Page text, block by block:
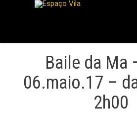
Baile da Ma
06.maio.17 –
2h00